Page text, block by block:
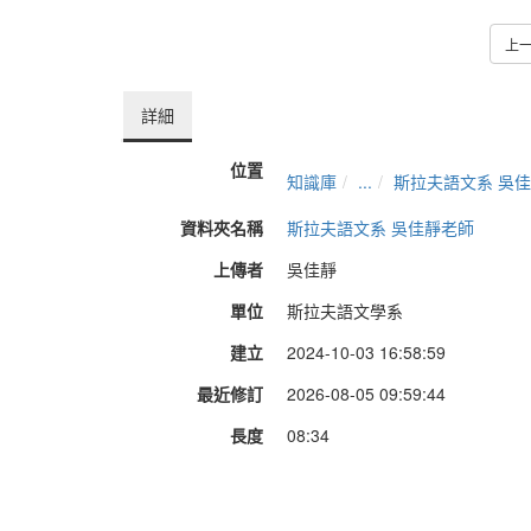
上
詳細
位置 知識庫 ...
斯拉夫語文系 吳
資料夾名稱
斯拉夫語文系 吳佳靜老師
上傳者
吳佳靜
單位
斯拉夫語文學系
建立
2024-10-03 16:58:59
最近修訂
2026-08-05 09:59:44
長度
08:34